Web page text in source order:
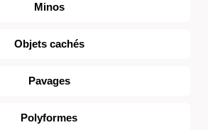
Minos
Objets cachés
Pavages
Polyformes